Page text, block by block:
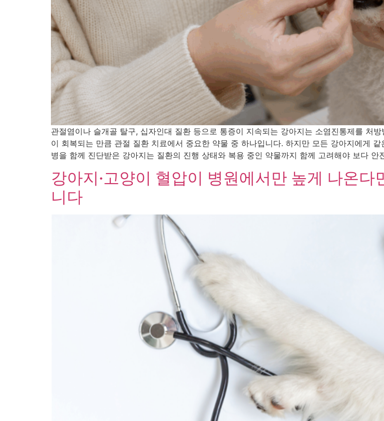
관절염이나 슬개골 탈구, 십자인대 질환 등으로 통증이 지속되는 강아지는 소염진통제를 처
이 회복되는 만큼 관절 질환 치료에서 중요한 약물 중 하나입니다. 하지만 모든 강아지에게
병을 함께 진단받은 강아지는 질환의 진행 상태와 복용 중인 약물까지 함께 고려해야 보다
강아지·고양이 혈압이 병원에서만 높게 나온
니다